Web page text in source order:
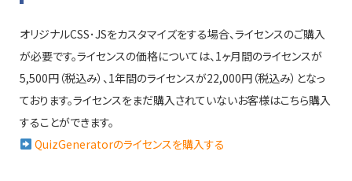
オリジナルCSS･JSをカスタマイズをする場合、ライセンスのご購入
が必要です。ライセンスの価格については、1ヶ月間のライセンスが
5,500円（税込み）、1年間のライセンスが22,000円（税込み）となっ
ております。ライセンスをまだ購入されていないお客様はこちら購入
することができます。
QuizGeneratorのライセンスを購入する